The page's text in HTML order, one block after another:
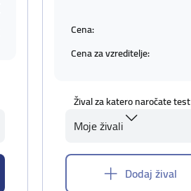
Cena:
Cena za vzreditelje:
Žival za katero naročate test
Moje živali
Dodaj žival